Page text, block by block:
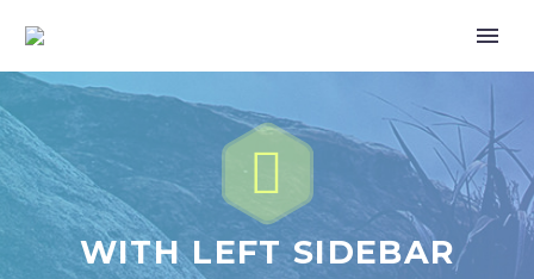


WITH LEFT SIDEBAR